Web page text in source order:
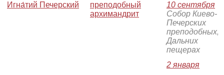
Игна́тий Печерский
преподобный
архимандрит
10 сентября
Собор Киево-
Печерских
преподобных,
Дальних
пещерах
2 января